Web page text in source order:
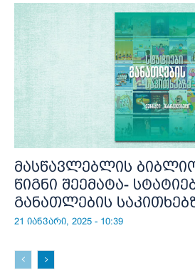
მასწავლებლის
წიგნი შეემატა-
განათლების
21 იანვარი, 2025 - 10:39